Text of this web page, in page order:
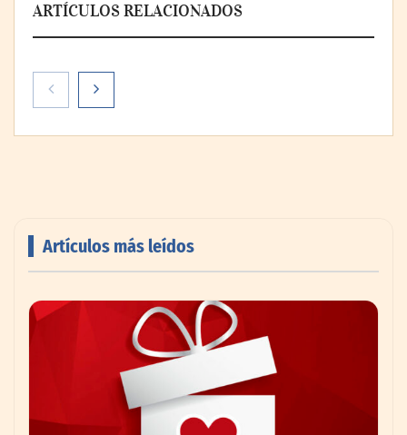
ARTÍCULOS RELACIONADOS
impulsando la colaboración en el sector
Artículos más leídos